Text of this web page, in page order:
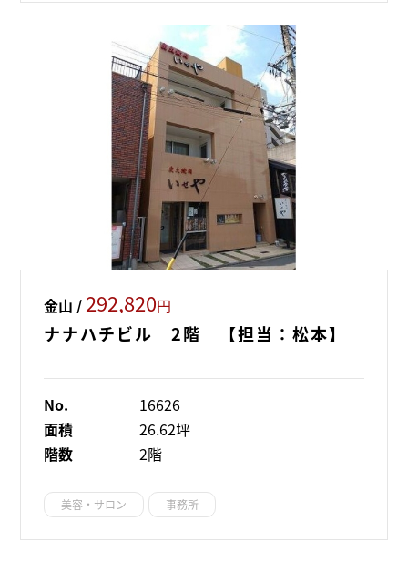
金山 / 292,820円
ナナハチビル 2階 【担当：松本】
No.
16626
面積
26.62坪
階数
2階
美容・サロン 事務所